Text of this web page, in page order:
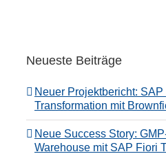
Neueste Beiträge
Neuer Projektbericht:
Transformation mit
Neue Success Story:
Warehouse mit SAP Fiori